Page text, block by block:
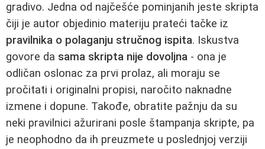
gradivo. Jedna od najčešće pominjanih jeste skripta
čiji je autor objedinio materiju prateći tačke iz
pravilnika o polaganju stručnog ispita. Iskustva
govore da sama skripta nije dovoljna - ona je
odličan oslonac za prvi prolaz, ali moraju se
pročitati i originalni propisi, naročito naknadne
izmene i dopune. Takođe, obratite pažnju da su
neki pravilnici ažurirani posle štampanja skripte, pa
je neophodno da ih preuzmete u poslednjoj verziji